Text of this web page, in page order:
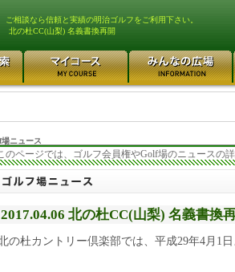
ご相談なら信頼と実績の明治ゴルフをご利用下さい。
北の杜CC(山梨) 名義書換再開
平塚富士見カントリークラ... 700万円
さい
ニュース
のページでは、ゴルフ会員権やGolf場のニュースの
2017.04.06 北の杜CC(山梨) 名義書換
の杜カントリー倶楽部では、平成29年4月1